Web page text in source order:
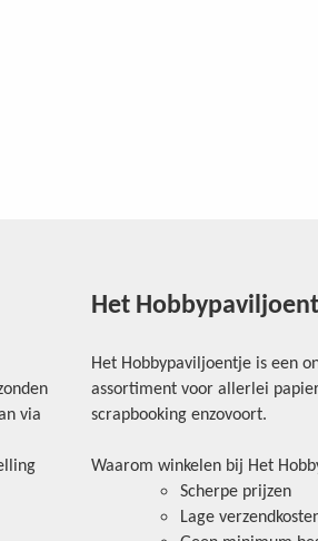
via
Het
Het Hobbypaviljoentje is een
assortiment voor allerlei
scrapbooking enzovoort.
Waarom winkelen bij Het
Scherpe prijzen
Lage